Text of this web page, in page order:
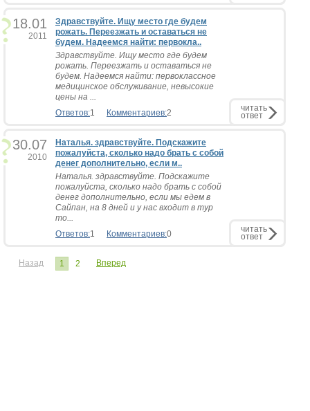
18.01
2011
Здравствуйте. Ищу место где будем
рожать. Переезжать и оставаться не
будем. Надеемся найти: первокла..
Здравствуйте. Ищу место где будем
рожать. Переезжать и оставаться не
будем. Надеемся найти: первоклассное
медицинское обслуживание, невысокие
цены на ...
Ответов:1 Комментариев:2 читать
ответ
30.07
2010
Наталья. здравствуйте. Подскажите
пожалуйста, сколько надо брать с собой
денег дополнительно, если м..
Наталья. здравствуйте. Подскажите
пожалуйста, сколько надо брать с собой
денег дополнительно, если мы едем в
Сайпан, на 8 дней и у нас входит в тур
то...
Ответов:1 Комментариев:0 читать
ответ
Назад 1 2 Вперед